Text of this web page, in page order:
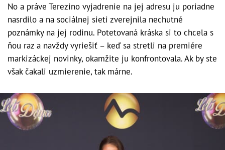
No a práve Terezino vyjadrenie na jej adresu ju poriadne
nasrdilo a na sociálnej sieti zverejnila nechutné
poznámky na jej rodinu. Potetovaná kráska si to chcela s
ňou raz a navždy vyriešiť – keď sa stretli na premiére
markizáckej novinky, okamžite ju konfrontovala. Ak by ste
však čakali uzmierenie, tak márne.